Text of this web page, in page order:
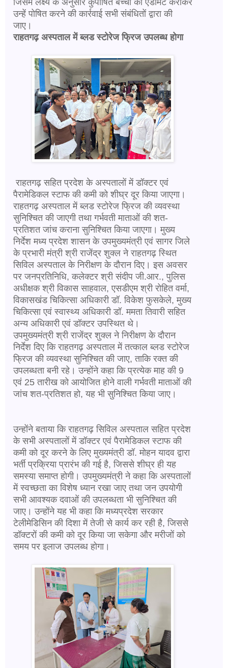
उन्हें पोषित करने की कार्रवाई सभी संबंधितों द्वारा की
जाए।
राहतगढ़ अस्पताल में ब्लड स्टोरेज फ्रिज उपलब्ध होगा
राहतगढ़ सहित प्रदेश के अस्पतालों में डॉक्टर एवं
पैरामेडिकल स्टाफ की कमी को शीघ्र दूर किया जाएगा।
राहतगढ़ अस्पताल में ब्लड स्टोरेज फ्रिज की व्यवस्था
सुनिश्चित की जाएगी तथा गर्भवती माताओं की शत-
प्रतिशत जांच कराना सुनिश्चित किया जाएगा। मुख्य
निर्देश मध्य प्रदेश शासन के उपमुख्यमंत्री एवं सागर जिले
के प्रभारी मंत्री श्री राजेंद्र शुक्ल ने राहतगढ़ स्थित
सिविल अस्पताल के निरीक्षण के दौरान दिए। इस अवसर
पर जनप्रतिनिधि, कलेक्टर श्री संदीप जी.आर., पुलिस
अधीक्षक श्री विकास साहवाल, एसडीएम श्री रोहित वर्मा,
विकासखंड चिकित्सा अधिकारी डॉ. विकेश फुसकेले, मुख्य
चिकित्सा एवं स्वास्थ्य अधिकारी डॉ. ममता तिवारी सहित
अन्य अधिकारी एवं डॉक्टर उपस्थित थे।
उपमुख्यमंत्री श्री राजेंद्र शुक्ल ने निरीक्षण के दौरान
निर्देश दिए कि राहतगढ़ अस्पताल में तत्काल ब्लड स्टोरेज
फ्रिज की व्यवस्था सुनिश्चित की जाए, ताकि रक्त की
उपलब्धता बनी रहे। उन्होंने कहा कि प्रत्येक माह की 9
एवं 25 तारीख को आयोजित होने वाली गर्भवती माताओं की
जांच शत-प्रतिशत हो, यह भी सुनिश्चित किया जाए।
उन्होंने बताया कि राहतगढ़ सिविल अस्पताल सहित प्रदेश
के सभी अस्पतालों में डॉक्टर एवं पैरामेडिकल स्टाफ की
कमी को दूर करने के लिए मुख्यमंत्री डॉ. मोहन यादव द्वारा
भर्ती प्रक्रिया प्रारंभ की गई है, जिससे शीघ्र ही यह
समस्या समाप्त होगी। उपमुख्यमंत्री ने कहा कि अस्पतालों
में स्वच्छता का विशेष ध्यान रखा जाए तथा जन उपयोगी
सभी आवश्यक दवाओं की उपलब्धता भी सुनिश्चित की
जाए। उन्होंने यह भी कहा कि मध्यप्रदेश सरकार
टेलीमेडिसिन की दिशा में तेजी से कार्य कर रही है, जिससे
डॉक्टरों की कमी को दूर किया जा सकेगा और मरीजों को
समय पर इलाज उपलब्ध होगा।